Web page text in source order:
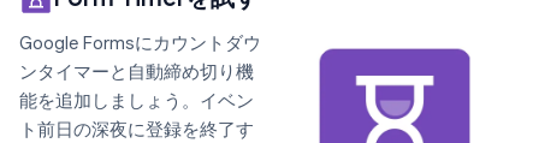
Google Formsにカウントダウ
ンタイマーと自動締め切り機
能を追加しましょう。イベン
ト前日の深夜に登録を終了す